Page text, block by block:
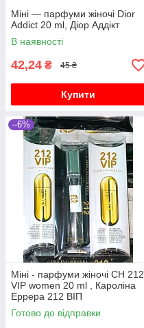
Міні — парфуми жіночі Dior
Addict 20 ml, Діор Аддікт
В наявності
42,24 ₴ 45 ₴
Купити
–6%
Міні - парфуми жіночі CH 212
VIP women 20 ml , Кароліна
Еррера 212 ВІП
Готово до відправки